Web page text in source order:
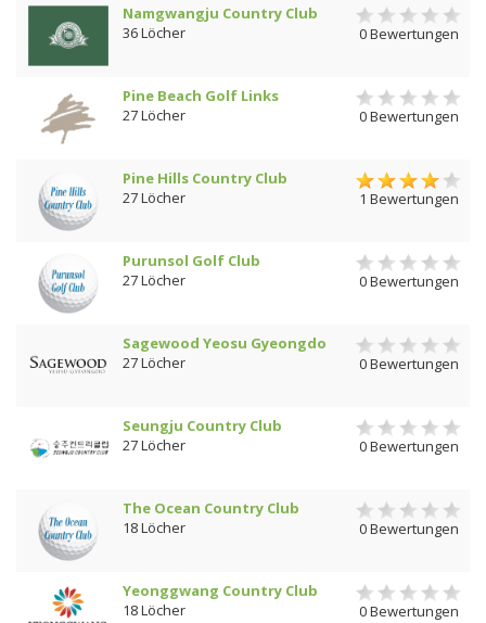
Namgwangju Country Club
36 Löcher
0 Bewertungen
Pine Beach Golf Links
27 Löcher
0 Bewertungen
Pine Hills Country Club
27 Löcher
1 Bewertungen
Purunsol Golf Club
27 Löcher
0 Bewertungen
Sagewood Yeosu Gyeongdo
27 Löcher
0 Bewertungen
Seungju Country Club
27 Löcher
0 Bewertungen
The Ocean Country Club
18 Löcher
0 Bewertungen
Yeonggwang Country Club
18 Löcher
0 Bewertungen